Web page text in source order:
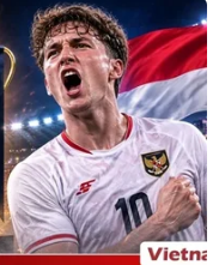
PV/Vietnam+)